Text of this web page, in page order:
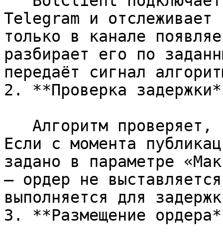
Telegram и
только в канале
разбирает его по
передаёт сигнал
2. **Проверка
Если с момента
задано в параметре
— ордер не
выполняется для
3. **Размещение